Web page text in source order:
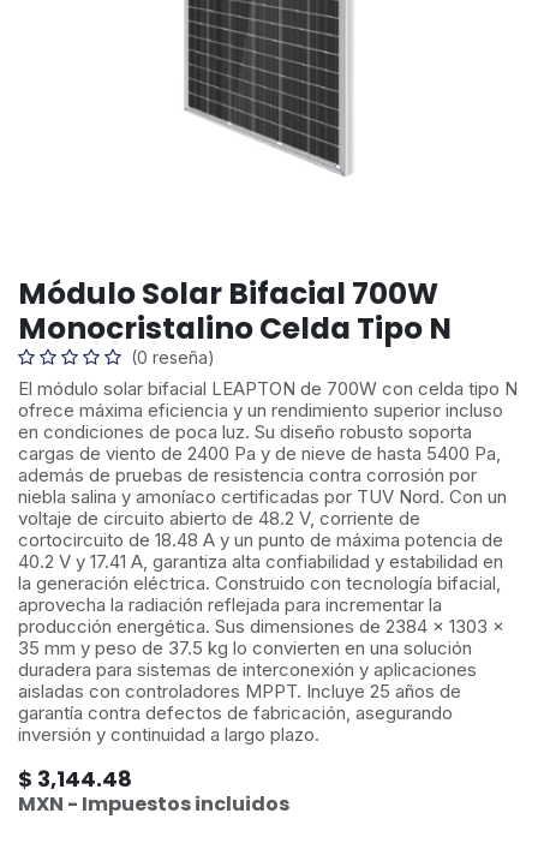
Módulo Solar Bifacial 700W
Monocristalino Celda Tipo N
(0 reseña)
El módulo solar bifacial LEAPTON de 700W con celda tipo N
ofrece máxima eficiencia y un rendimiento superior incluso
en condiciones de poca luz. Su diseño robusto soporta
cargas de viento de 2400 Pa y de nieve de hasta 5400 Pa,
además de pruebas de resistencia contra corrosión por
niebla salina y amoníaco certificadas por TUV Nord. Con un
voltaje de circuito abierto de 48.2 V, corriente de
cortocircuito de 18.48 A y un punto de máxima potencia de
40.2 V y 17.41 A, garantiza alta confiabilidad y estabilidad en
la generación eléctrica. Construido con tecnología bifacial,
aprovecha la radiación reflejada para incrementar la
producción energética. Sus dimensiones de 2384 × 1303 ×
35 mm y peso de 37.5 kg lo convierten en una solución
duradera para sistemas de interconexión y aplicaciones
aisladas con controladores MPPT. Incluye 25 años de
garantía contra defectos de fabricación, asegurando
inversión y continuidad a largo plazo.
$ 3,144.48
MXN - Impuestos incluidos